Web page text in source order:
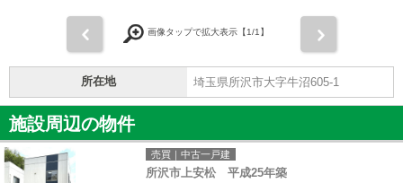
画像タップで拡大表示【1/1】
所在地 埼玉県所沢市大字牛沼605-1
施設周辺の物件
売買｜中古一戸建
所沢市上安松 平成25年築